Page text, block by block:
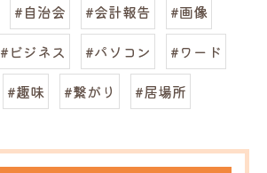
#自治会 #会計報告
#画像
#ビジネス #パソコン
#ワード
#趣味 #繋がり #居場所